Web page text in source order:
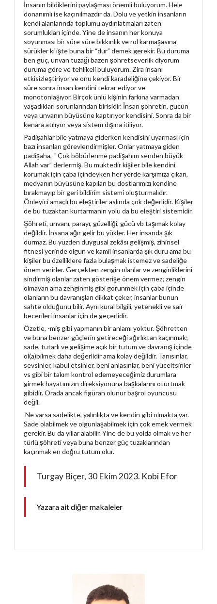
İnsanın bildiklerini paylaşması önemli buluyorum. Hele
donanımlı ise kaçınılmazdır da. Dolu ve yetkin insanların
kendi alanlarında toplumu aydınlatmaları zaten
sorumlukları içinde. Yine de insanın her konuya
soyunması bir süre süre bıkkınlık ve rol karmaşasına
sürükler ki işte buna bir “dur” demek gerekir. Bu duruma
ben güç, unvan tuzağı bazen şöhretseverlik diyorum
duruma göre ve tehlikeli buluyorum. Zira insanı
etkisizleştiriyor ve onu kendi karadeliğine çekiyor. Bir
süre sonra insan kendini tekrar ediyor ve
monotonlaşıyor. Birçok ünlü kişinin farkına varmadan
yaşadıkları sorunlarından birisidir. İnsan şöhretin, gücün
veya unvanın büyüsüne kaptırıyor kendisini. Sonra da bir
kenara atılıyor veya sistem dışına itiliyor.
Padişahlar bile yatmaya giderken kendisini uyarması için
bazı insanları görevlendirmişler. Onlar yatmaya giden
padişaha, “ Çok böbürlenme padişahım senden büyük
Allah var” derlermiş. Bu muktedir kişiler bile kendini
korumak için çaba içindeyken her yerde karşımıza çıkan,
medyanın büyüsüne kapılan bu dostlarımızı kendine
bırakmayıp bir geri bildirim sistemi oluşturmalıdır.
Önleyici amaçlı bu eleştiriler aslında çok değerlidir. Kişiler
de bu tuzaktan kurtarmanın yolu da bu eleştiri sistemidir.
Şöhreti, unvanı, parayı, güzelliği, gücü vb taşımak kolay
değildir. İnsana ağır gelir bu yükler. Her insanda şık
durmaz. Bu yüzden duygusal zekâsı gelişmiş, zihinsel
fitnesi yerinde olgun ve kamil insanlarda şık duru ama bu
kişiler bu özelliklere fazla bulaşmak istemez ve sadeliğe
önem verirler. Gerçekten zengin olanlar ve zenginliklerini
sindirmiş olanlar zaten gösterişe önem vermez; zengin
olmayan ama zenginmiş gibi görünmek için çaba içinde
olanların bu davranışları dikkat çeker, insanlar bunun
sahte olduğunu bilir. Aynı kural bilgili, yetenekli ve sair
becerileri insanlar için de geçerlidir.
Özetle, -miş gibi yapmanın bir anlamı yoktur. Şöhretten
ve buna benzer güçlerin getireceği ağırlıktan kaçınmak;
sade, tutarlı ve gelişime açık bir tutum ve davranış içinde
ol(a)bilmek daha değerlidir ama kolay değildir. Tanısınlar,
sevsinler, kabul etsinler, beni anlasınlar, beni yüceltsinler
vs gibi bir takım kontrol edemeyeceğimiz durumlara
girmek hayatımızın direksiyonuna başkalarını oturtmak
gibidir. Orada ancak figüran olunur başrol oyuncusu
değil.
Ne varsa sadelikte, yalınlıkta ve kendin gibi olmakta var.
Sade olabilmek ve olgunlaşabilmek için çok emek vermek
gerekir. Bu da yıllar alabilir. Yine de bu yolda olmak ve her
türlü şöhreti veya buna benzer güç tuzaklarından
kaçınmak en doğru tutum olur.
Turgay Biçer, 30 Ekim 2023. Kobi Efor
Yazara ait diğer makaleler